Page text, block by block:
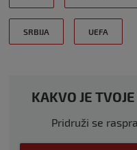
SRBIJA UEFA
KAKVO JE
Pridruži se